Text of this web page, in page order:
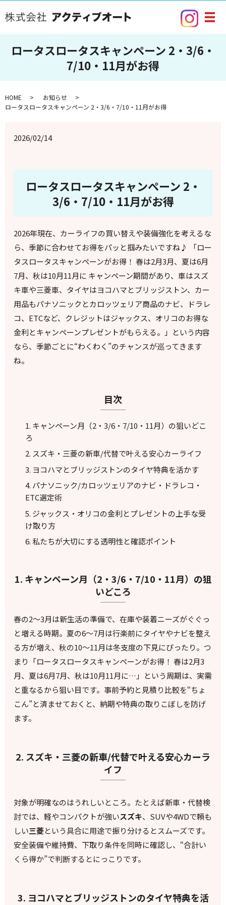
メ
ロータスロータスキャンペーン 2・3/6・
7/10・11月がお得
HOME
お知らせ
ロータスロータスキャンペーン 2・3/6・7/10・11月がお得
2026/02/14
ロータスロータスキャンペーン 2・
3/6・7/10・11月がお得
2026年現在、カーライフの買い替えや装備強化を考えるな
ら、季節に合わせてお得をパッと掴みたいですね♪ 「ロー
タスロータスキャンペーンがお得！ 春は2月3月、夏は6月
7月、秋は10月11月に キャンペーン期間があり、車はスズ
キ車や三菱車、タイヤはヨコハマとブリッジストン、カー
用品もパナソニックとカロッツェリア商品のナビ、ドラレ
コ、ETCなど、クレジットはジャックス、オリコのお得な
金利とキャンペーンプレゼントがもらえる。」という内容
なら、季節ごとに“わくわく”のチャンスが巡ってきます
ね。
目次
キャンペーン月（2・3/6・7/10・11月）の狙いどこ
ろ
スズキ・三菱の新車/代替で叶える安心カーライフ
ヨコハマとブリッジストンのタイヤ特典を活かす
パナソニック/カロッツェリアのナビ・ドラレコ・
ETC選定術
ジャックス・オリコの金利とプレゼントの上手な受
け取り方
私たちが大切にする透明性と確認ポイント
1. キャンペーン月（2・3/6・7/10・11月）の狙
いどころ
春の2〜3月は新生活の準備で、在庫や装着ニーズがぐぐっ
と増える時期。夏の6〜7月は行楽前にタイヤやナビを整え
る方が増え、秋の10〜11月は冬支度の下見にぴったり。つ
まり「ロータスロータスキャンペーンがお得！ 春は2月3
月、夏は6月7月、秋は10月11月に…」という周期は、実需
と重なるから狙い目です。事前予約と見積り比較を“ちょ
こん”と済ませておくと、納期や特典の取りこぼしを防げ
ます。
2. スズキ・三菱の新車/代替で叶える安心カーラ
イフ
対象が明確なのはうれしいところ。たとえば新車・代替検
討では、軽やコンパクトが強いスズキ、SUVや4WDで頼も
しい三菱という具合に用途で振り分けるとスムーズです。
安全装備や維持費、下取り条件を同時に確認し、“合計い
くら得か”で判断するとにっこりです。
3. ヨコハマとブリッジストンのタイヤ特典を活